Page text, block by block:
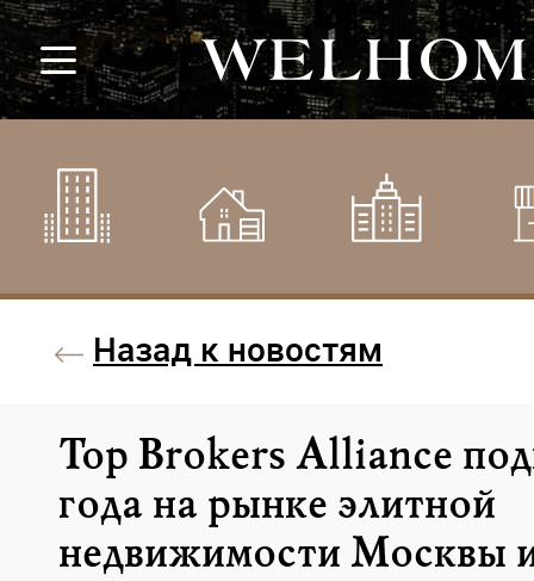
Назад к новостям
Top Brokers Alliance
года на рынке элитной
недвижимости Москвы